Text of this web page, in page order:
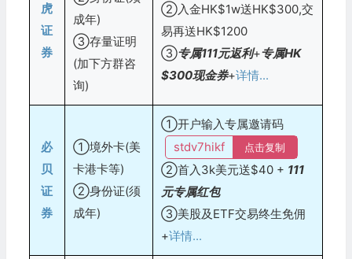
虎
证
券
成年)
③存量证明
(加下方群咨
询)
②入金HK$1w送HK$300,交
易再送HK$1200
③专属111元返利+专属HK
$300现金券+详情...
必
贝
证
券
①境外卡(美
卡港卡等)
②身份证(须
成年)
①开户输入专属邀请码
点击复制
stdv7hikf
②首入3k美元送$40 + 111
元专属红包
③美股及ETF交易终生免佣
+详情...